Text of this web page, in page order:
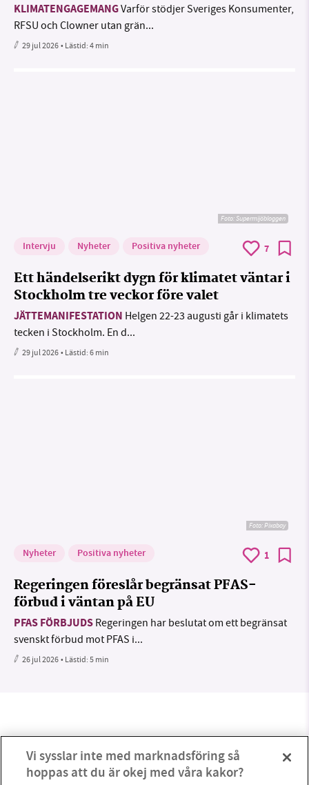
KLIMATENGAGEMANGVarför stödjer Sveriges Konsumenter,
RFSU och Clowner utan grän...
29 jul 2026• Lästid:4 min
Foto: Supermijöbloggen
Intervju Nyheter Positiva nyheter 7
Ett händelserikt dygn för klimatet väntar i
Stockholm tre veckor före valet
JÄTTEMANIFESTATION Helgen 22-23 augusti går i klimatets
tecken i Stockholm. En d...
29 jul 2026• Lästid:6 min
Foto:Pixabay
Nyheter Positiva nyheter 1
Regeringen föreslår begränsat PFAS-
förbud i väntan på EU
PFAS FÖRBJUDS Regeringen har beslutat om ett begränsat
svenskt förbud mot PFAS i...
26 jul 2026• Lästid:5 min
Vi sysslar inte med marknadsföring så
hoppas att du är okej med våra kakor?